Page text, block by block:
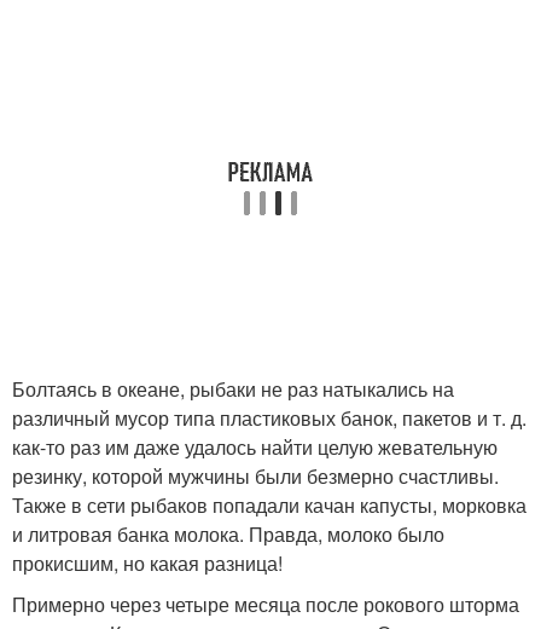
Болтаясь в океане, рыбаки не раз натыкались на
различный мусор типа пластиковых банок, пакетов и т. д.
как-то раз им даже удалось найти целую жевательную
резинку, которой мужчины были безмерно счастливы.
Также в сети рыбаков попадали качан капусты, морковка
и литровая банка молока. Правда, молоко было
прокисшим, но какая разница!
Примерно через четыре месяца после рокового шторма